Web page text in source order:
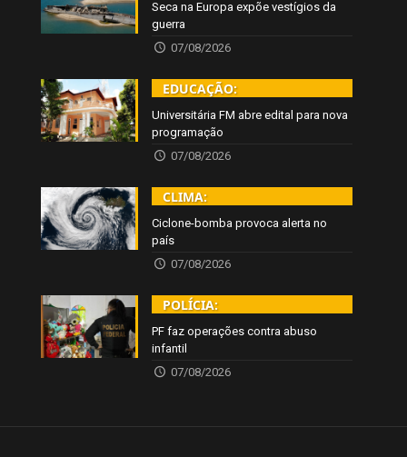
Seca na Europa expõe vestígios da
guerra
07/08/2026
EDUCAÇÃO:
Universitária FM abre edital para nova
programação
07/08/2026
CLIMA:
Ciclone-bomba provoca alerta no
país
07/08/2026
POLÍCIA:
PF faz operações contra abuso
infantil
07/08/2026